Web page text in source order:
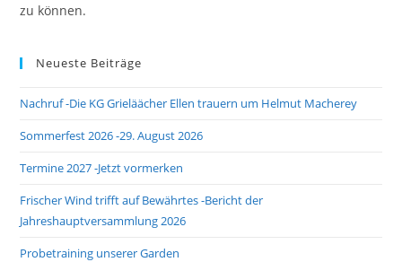
zu können.
Neueste Beiträge
Nachruf -Die KG Grieläächer Ellen trauern um Helmut Macherey
Sommerfest 2026 -29. August 2026
Termine 2027 -Jetzt vormerken
Frischer Wind trifft auf Bewährtes -Bericht der
Jahreshauptversammlung 2026
Probetraining unserer Garden